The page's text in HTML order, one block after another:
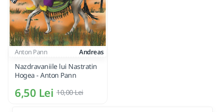
Anton Pann Andreas
Nazdravaniile lui Nastratin
Hogea - Anton Pann
6,50 Lei 10,00 Lei